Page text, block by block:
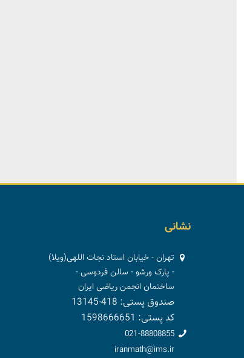
نشانی
تهران - خیابان استاد نجات اللهی(ویلا)
- پارک ورشو - سالن فردوسی -
ساختمان انجمن ریاضی ایران
صندوق پستی: 418-13145
کد پستی: 1598666651
021-88808855
iranmath@ims.ir